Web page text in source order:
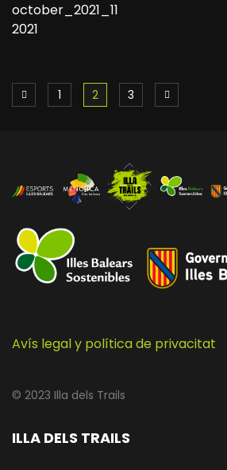
october_2021_11
2021
1 2 3
Avís legal y política de privacitat
© 2023 Illa dels Trails
ILLA DELS TRAILS